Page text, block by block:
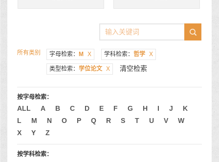
所有类别 字母检索： M X 学科检索： 哲学 X
类型检索： 学位论文 X 清空检索
按字母检索：
ALL A B C D E F G H I J
K
L
M N O P Q R S T U V
W
X
Y Z
按学科检索：